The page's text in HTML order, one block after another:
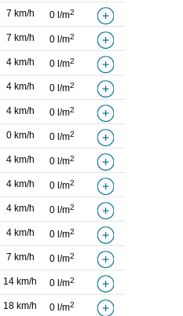
7 km/h 0 l/m2
7 km/h 0 l/m2
4 km/h 0 l/m2
4 km/h 0 l/m2
4 km/h 0 l/m2
0 km/h 0 l/m2
4 km/h 0 l/m2
4 km/h 0 l/m2
4 km/h 0 l/m2
4 km/h 0 l/m2
7 km/h 0 l/m2
14 km/h 0 l/m2
18 km/h 0 l/m2